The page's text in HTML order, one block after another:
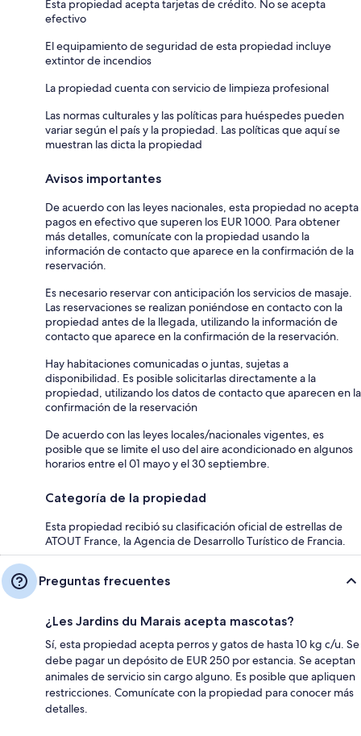
Esta propiedad acepta tarjetas de crédito. No se acepta
efectivo
El equipamiento de seguridad de esta propiedad incluye
extintor de incendios
La propiedad cuenta con servicio de limpieza profesional
Las normas culturales y las políticas para huéspedes pueden
variar según el país y la propiedad. Las políticas que aquí se
muestran las dicta la propiedad
Avisos importantes
De acuerdo con las leyes nacionales, esta propiedad no acepta
pagos en efectivo que superen los EUR 1000. Para obtener
más detalles, comunícate con la propiedad usando la
información de contacto que aparece en la confirmación de la
reservación.
Es necesario reservar con anticipación los servicios de masaje.
Las reservaciones se realizan poniéndose en contacto con la
propiedad antes de la llegada, utilizando la información de
contacto que aparece en la confirmación de la reservación.
Hay habitaciones comunicadas o juntas, sujetas a
disponibilidad. Es posible solicitarlas directamente a la
propiedad, utilizando los datos de contacto que aparecen en la
confirmación de la reservación
De acuerdo con las leyes locales/nacionales vigentes, es
posible que se limite el uso del aire acondicionado en algunos
horarios entre el 01 mayo y el 30 septiembre.
Categoría de la propiedad
Esta propiedad recibió su clasificación oficial de estrellas de
ATOUT France, la Agencia de Desarrollo Turístico de Francia.
Preguntas frecuentes
¿Les Jardins du Marais acepta mascotas?
Sí, esta propiedad acepta perros y gatos de hasta 10 kg c/u. Se
debe pagar un depósito de EUR 250 por estancia. Se aceptan
animales de servicio sin cargo alguno. Es posible que apliquen
restricciones. Comunícate con la propiedad para conocer más
detalles.